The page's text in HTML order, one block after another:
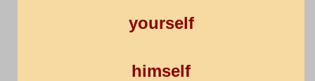
yourself
himself